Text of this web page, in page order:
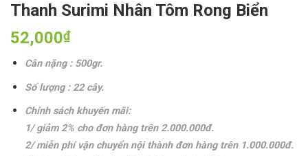
Thanh Surimi Nhân Tôm Rong Biển
52,000₫
Cân nặng : 500gr.
Số lượng : 22 cây.
Chính sách khuyến mãi:
1/ giảm 2% cho đơn hàng trên 2.000.000đ.
2/ miễn phí vận chuyển nội thành đơn hàng trên 1.000.000đ.